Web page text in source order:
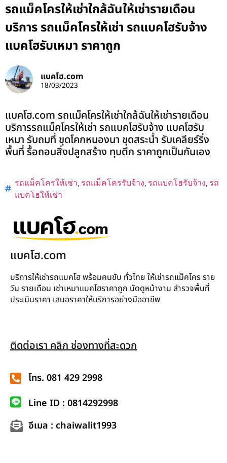
รถแม็คโครให้เช่าใกล้ฉันให้เช่ารายเดือน
บริการ รถแม็คโครให้เช่า รถแบคโฮรับจ้าง
แบคโฮรับเหมา ราคาถูก
แบคโฮ.com
18/03/2023
แบคโฮ.com รถแม็คโครให้เช่าใกล้ฉันให้เช่ารายเดือน
บริการรถแม็คโครให้เช่า รถแบคโฮรับจ้าง แบคโฮรับ
เหมา รับถมที่ ขุดโคกหนองนา ขุดสระน้ำ รับเคลียร์ริ่ง
พื้นที่ รื้อถอนสิ่งปลูกสร้าง ทุบตึก ราคาถูกเป็นกันเอง
รถแม็คโครให้เช่า, รถแม็คโครรับจ้าง, รถแบคโฮรับจ้าง, รถ
แบคโฮให้เช่า
แบคโฮ.com
บริการให้เช่ารถแบคโฮ พร้อมคนขับ ทั่วไทย ให้เช่ารถแม็คโคร ราย
วัน รายเดือน เช่าเหมาแบคโฮราคาถูก นัดดูหน้างาน สำรวจพื้นที่
ประเมินราคา เสนอราคาให้บริการอย่างมืออาชีพ
ติดต่อเรา คลิก ช่องทางที่สะดวก
โทร. 081 429 2998
Line ID : 0814292998
อีเมล : chaiwalit1993